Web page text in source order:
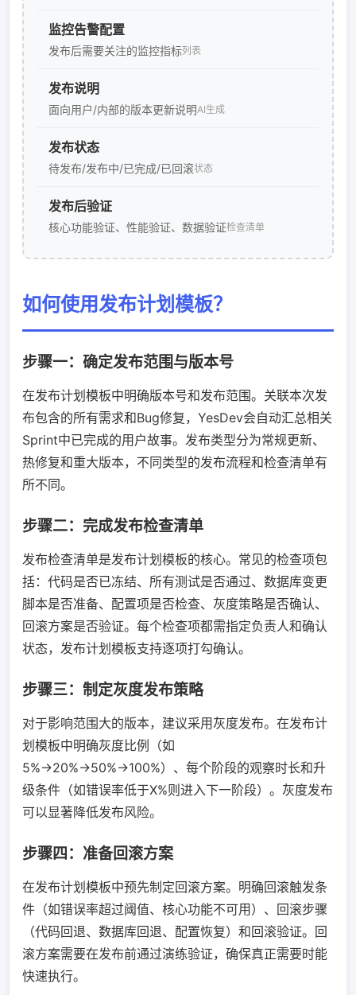
监控告警配置
发布后需要关注的监控指标列表
发布说明
面向用户/内部的版本更新说明AI生成
发布状态
待发布/发布中/已完成/已回滚状态
发布后验证
核心功能验证、性能验证、数据验证检查清单
如何使用发布计划模板？
步骤一：确定发布范围与版本号
在发布计划模板中明确版本号和发布范围。关联本次发
布包含的所有需求和Bug修复，YesDev会自动汇总相关
Sprint中已完成的用户故事。发布类型分为常规更新、
热修复和重大版本，不同类型的发布流程和检查清单有
所不同。
步骤二：完成发布检查清单
发布检查清单是发布计划模板的核心。常见的检查项包
括：代码是否已冻结、所有测试是否通过、数据库变更
脚本是否准备、配置项是否检查、灰度策略是否确认、
回滚方案是否验证。每个检查项都需指定负责人和确认
状态，发布计划模板支持逐项打勾确认。
步骤三：制定灰度发布策略
对于影响范围大的版本，建议采用灰度发布。在发布计
划模板中明确灰度比例（如
5%→20%→50%→100%）、每个阶段的观察时长和升
级条件（如错误率低于X%则进入下一阶段）。灰度发布
可以显著降低发布风险。
步骤四：准备回滚方案
在发布计划模板中预先制定回滚方案。明确回滚触发条
件（如错误率超过阈值、核心功能不可用）、回滚步骤
（代码回退、数据库回退、配置恢复）和回滚验证。回
滚方案需要在发布前通过演练验证，确保真正需要时能
快速执行。